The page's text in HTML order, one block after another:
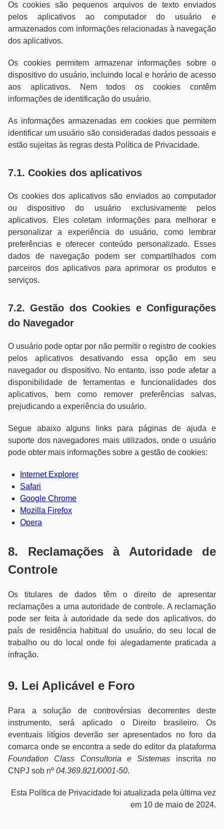
Os cookies são pequenos arquivos de texto enviados
pelos aplicativos ao computador do usuário e
armazenados com informações relacionadas à navegação
dos aplicativos.
Os cookies permitem armazenar informações sobre o
dispositivo do usuário, incluindo local e horário de acesso
aos aplicativos. Nem todos os cookies contêm
informações de identificação do usuário.
As informações armazenadas em cookies que permitem
identificar um usuário são consideradas dados pessoais e
estão sujeitas às regras desta Política de Privacidade.
7.1. Cookies dos aplicativos
Os cookies dos aplicativos são enviados ao computador
ou dispositivo do usuário exclusivamente pelos
aplicativos. Eles coletam informações para melhorar e
personalizar a experiência do usuário, como lembrar
preferências e oferecer conteúdo personalizado. Esses
dados de navegação podem ser compartilhados com
parceiros dos aplicativos para aprimorar os produtos e
serviços.
7.2. Gestão dos Cookies e Configurações
do Navegador
O usuário pode optar por não permitir o registro de cookies
pelos aplicativos desativando essa opção em seu
navegador ou dispositivo. No entanto, isso pode afetar a
disponibilidade de ferramentas e funcionalidades dos
aplicativos, bem como remover preferências salvas,
prejudicando a experiência do usuário.
Segue abaixo alguns links para páginas de ajuda e
suporte dos navegadores mais utilizados, onde o usuário
pode obter mais informações sobre a gestão de cookies:
Internet Explorer
Safari
Google Chrome
Mozilla Firefox
Opera
8. Reclamações à Autoridade de
Controle
Os titulares de dados têm o direito de apresentar
reclamações a uma autoridade de controle. A reclamação
pode ser feita à autoridade da sede dos aplicativos, do
país de residência habitual do usuário, do seu local de
trabalho ou do local onde foi alegadamente praticada a
infração.
9. Lei Aplicável e Foro
Para a solução de controvérsias decorrentes deste
instrumento, será aplicado o Direito brasileiro. Os
eventuais litígios deverão ser apresentados no foro da
comarca onde se encontra a sede do editor da plataforma
Foundation Class Consultoria e Sistemas inscrita no
CNPJ sob nº 04.369.821/0001-50.
Esta Política de Privacidade foi atualizada pela última vez
em 10 de maio de 2024.